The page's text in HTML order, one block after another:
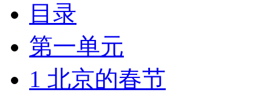
目录
第一单元
1 北京的春节